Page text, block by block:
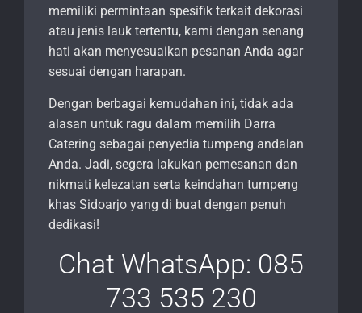
memiliki permintaan spesifik terkait dekorasi
atau jenis lauk tertentu, kami dengan senang
hati akan menyesuaikan pesanan Anda agar
sesuai dengan harapan.
Dengan berbagai kemudahan ini, tidak ada
alasan untuk ragu dalam memilih Darra
Catering sebagai penyedia tumpeng andalan
Anda. Jadi, segera lakukan pemesanan dan
nikmati kelezatan serta keindahan tumpeng
khas Sidoarjo yang di buat dengan penuh
dedikasi!
Chat WhatsApp: 085
733 535 230